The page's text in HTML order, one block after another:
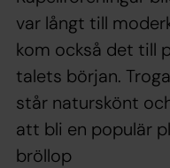
var långt till
kom också det till
talets början.
står naturskönt
att bli en populär
bröllop